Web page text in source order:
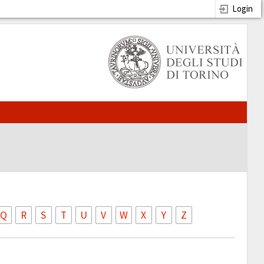
Login
Q R S T U V W X Y Z